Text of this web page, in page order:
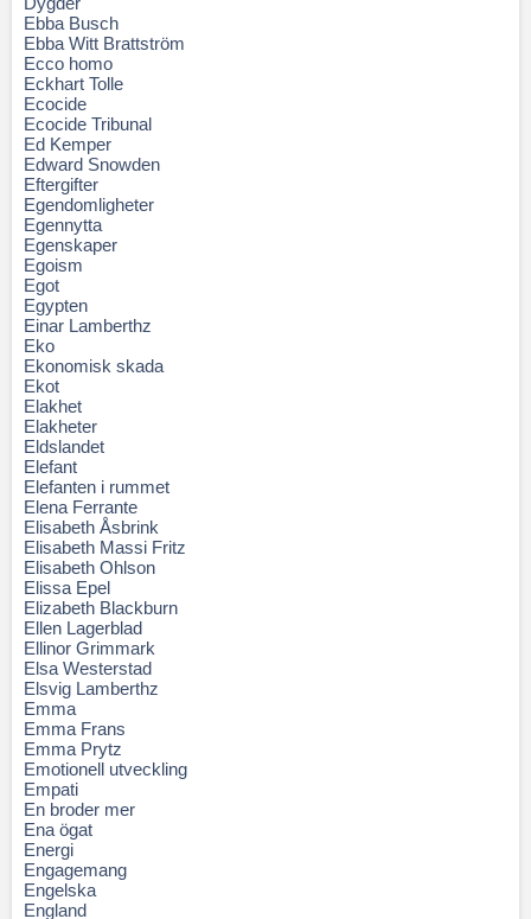
Ebba Busch
Ebba Witt Brattström
Ecco homo
Eckhart Tolle
Ecocide
Ecocide Tribunal
Ed Kemper
Edward Snowden
Eftergifter
Egendomligheter
Egennytta
Egenskaper
Egoism
Egot
Egypten
Einar Lamberthz
Eko
Ekonomisk skada
Ekot
Elakhet
Elakheter
Eldslandet
Elefant
Elefanten i rummet
Elena Ferrante
Elisabeth Åsbrink
Elisabeth Massi Fritz
Elisabeth Ohlson
Elissa Epel
Elizabeth Blackburn
Ellen Lagerblad
Ellinor Grimmark
Elsa Westerstad
Elsvig Lamberthz
Emma
Emma Frans
Emma Prytz
Emotionell utveckling
Empati
En broder mer
Ena ögat
Energi
Engagemang
Engelska
England